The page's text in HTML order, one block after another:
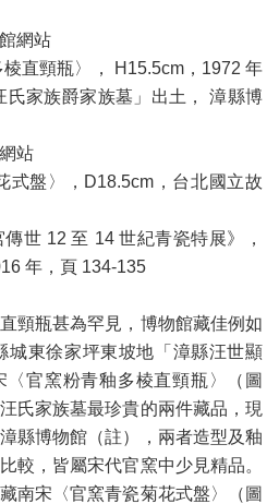
網站
直頸瓶〉， H15.5cm，1972 年
氏家族爵家族墓」出土， 漳縣博
站
式盤〉，D18.5cm，台北國立故
世 12 至 14 世紀青瓷特展》，
年，頁 134-135
頸瓶甚為罕見，博物館藏佳例如
城東徐家坪東坡地「漳縣汪世顯
官窯粉青釉多棱直頸瓶〉（圖
氏家族墓最珍貴的兩件藏品，現
縣博物館（註），兩者造型及釉
較，皆屬宋代官窯中少見精品。
南宋〈官窯青瓷菊花式盤〉（圖